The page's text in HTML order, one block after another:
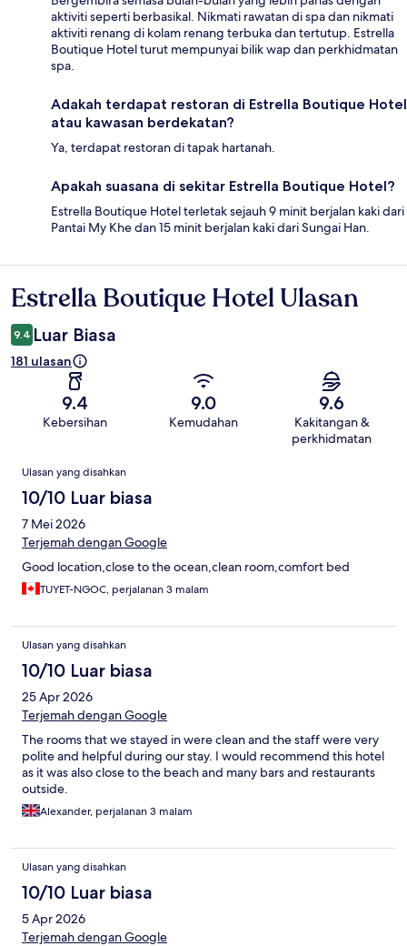
aktiviti seperti berbasikal. Nikmati rawatan di spa dan nikmati
aktiviti renang di kolam renang terbuka dan tertutup. Estrella
Boutique Hotel turut mempunyai bilik wap dan perkhidmatan
spa.
Adakah terdapat restoran di Estrella Boutique Hotel
atau kawasan berdekatan?
Ya, terdapat restoran di tapak hartanah.
Apakah suasana di sekitar Estrella Boutique Hotel?
Estrella Boutique Hotel terletak sejauh 9 minit berjalan kaki dari
Pantai My Khe dan 15 minit berjalan kaki dari Sungai Han.
Ulasan
Estrella Boutique Hotel Ulasan
9.4 Luar Biasa
181 ulasan
9.4
Kebersihan
9.0
Kemudahan
9.6
Kakitangan &
perkhidmatan
Ulasan
Ulasan yang disahkan
10/10 Luar biasa
7 Mei 2026
Terjemah dengan Google
Good location,close to the ocean,clean room,comfort bed
TUYET-NGOC, perjalanan 3 malam
Ulasan yang disahkan
10/10 Luar biasa
25 Apr 2026
Terjemah dengan Google
The rooms that we stayed in were clean and the staff were very
polite and helpful during our stay. I would recommend this hotel
as it was also close to the beach and many bars and restaurants
outside.
Alexander, perjalanan 3 malam
Ulasan yang disahkan
10/10 Luar biasa
5 Apr 2026
Terjemah dengan Google